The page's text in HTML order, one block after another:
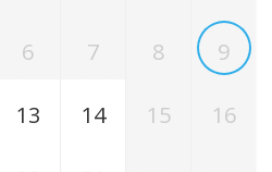
6 7 8 9
13 14 15 16